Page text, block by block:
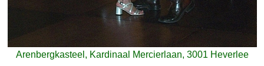
Arenbergkasteel, Kardinaal Mercierlaan, 3001 Heverlee